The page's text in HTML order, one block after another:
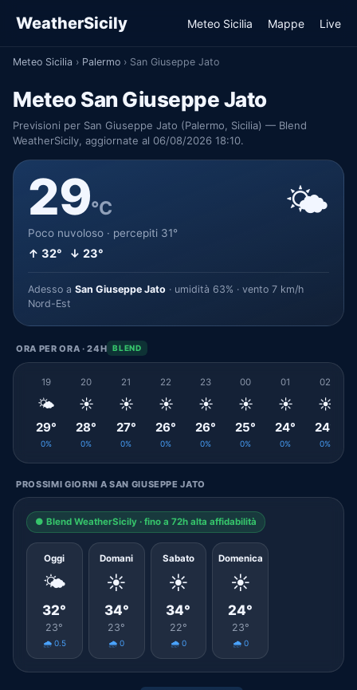
WeatherSicily Meteo Sicilia Mappe Live
Meteo Sicilia › Palermo › San Giuseppe Jato
Meteo San Giuseppe Jato
Previsioni per San Giuseppe Jato (Palermo, Sicilia) — Blend
WeatherSicily, aggiornate al 06/08/2026 18:10.
29°C
Poco nuvoloso · percepiti 31°
↑ 32° ↓ 23°
🌤️
Adesso a San Giuseppe Jato · umidità 63% · vento 7 km/h
Nord-Est
ORA PER ORA · 24H BLEND
19
🌤️
29°
0%
20
☀️
28°
0%
21
☀️
27°
0%
22
☀️
26°
0%
23
☀️
26°
0%
00
☀️
25°
0%
01
☀️
24°
0%
02
☀️
24°
0%
PROSSIMI GIORNI A SAN GIUSEPPE JATO
● Blend WeatherSicily · fino a 72h alta affidabilità
Oggi
🌤️
32°
23°
🌧️ 0.5
Domani
☀️
34°
23°
🌧️ 0
Sabato
☀️
34°
22°
🌧️ 0
Domenica
☀️
24°
23°
🌧️ 0